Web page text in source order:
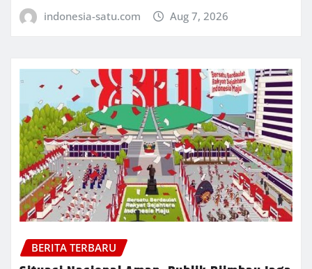
indonesia-satu.com Aug 7, 2026
BERITA TERBARU